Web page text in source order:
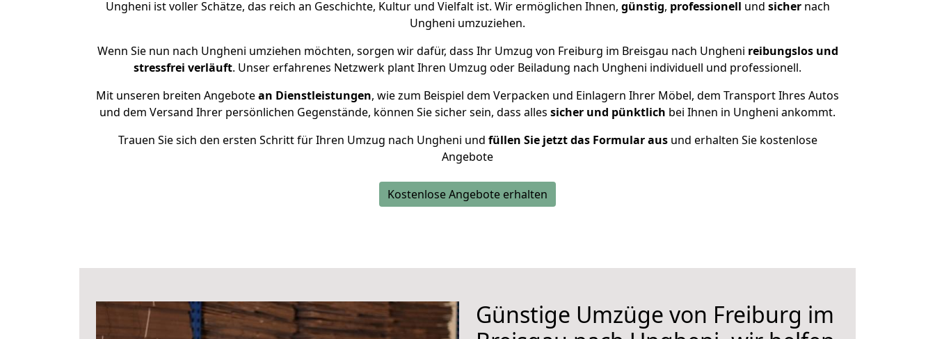
Ungheni ist voller Schätze, das reich an Geschichte, Kultur und Vielfalt ist. Wir ermöglichen Ihnen, günstig, professionell und sichernach
Ungheni umzuziehen.
Wenn Sie nun nach Ungheni umziehen möchten, sorgen wir dafür, dass Ihr Umzug von Freiburg im Breisgau nach Ungheni reibungslos und
stressfrei verläuft. Unser erfahrenes Netzwerk plant Ihren Umzug oder Beiladung nach Ungheni individuell und professionell.
Mit unseren breiten Angebotean Dienstleistungen, wie zum Beispiel dem Verpacken und Einlagern Ihrer Möbel, dem Transport Ihres Autos
und dem Versand Ihrer persönlichen Gegenstände, können Sie sicher sein, dass alles sicher und pünktlich bei Ihnen in Ungheni ankommt.
Trauen Sie sich den ersten Schritt für Ihren Umzug nach Ungheni und füllen Sie jetzt das Formular ausund erhalten Sie kostenlose
Angebote
Kostenlose Angebote erhalten
Günstige Umzüge von Freiburg im